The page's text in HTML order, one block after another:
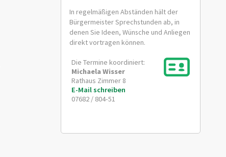
In regelmäßigen Abständen hält der
Bürgermeister Sprechstunden ab, in
denen Sie Ideen, Wünsche und Anliegen
direkt vortragen können.
Die Termine koordiniert:
Michaela Wisser
Rathaus Zimmer 8
E-Mail schreiben
07682 / 804-51